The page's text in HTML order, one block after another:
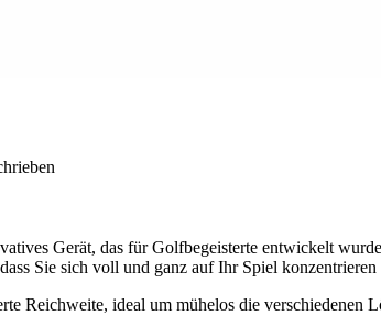
Gerät, das für Golfbegeisterte entwickelt
Sie sich voll und ganz auf Ihr Spiel
Reichweite, ideal um mühelos die verschiedenen